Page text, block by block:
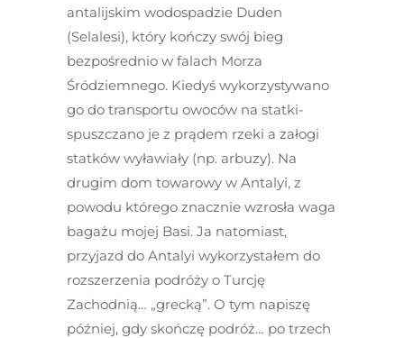
antalijskim wodospadzie Duden
(Selalesi), który kończy swój bieg
bezpośrednio w falach Morza
Śródziemnego. Kiedyś wykorzystywano
go do transportu owoców na statki-
spuszczano je z prądem rzeki a załogi
statków wyławiały (np. arbuzy). Na
drugim dom towarowy w Antalyi, z
powodu którego znacznie wzrosła waga
bagażu mojej Basi. Ja natomiast,
przyjazd do Antalyi wykorzystałem do
rozszerzenia podróży o Turcję
Zachodnią… „grecką”. O tym napiszę
później, gdy skończę podróż… po trzech